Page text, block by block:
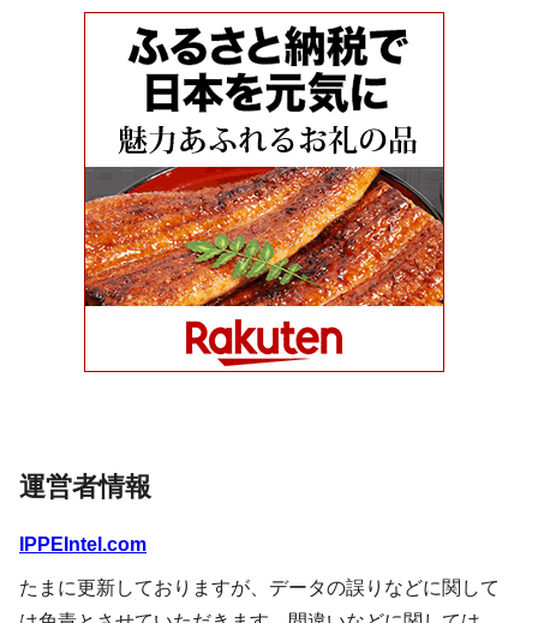
運営者情報
IPPEIntel.com
たまに更新しておりますが、データの誤りなどに関して